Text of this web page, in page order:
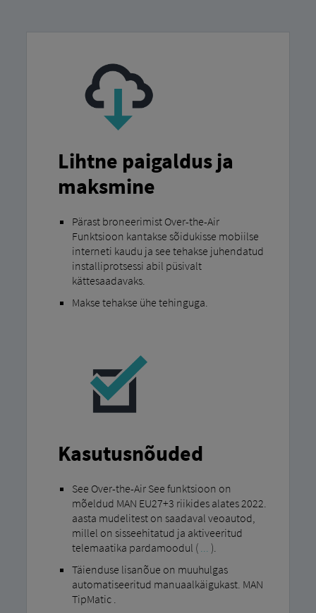
Lihtne paigaldus ja
maksmine
Pärast broneerimist Over-the-Air
Funktsioon kantakse sõidukisse mobiilse
interneti kaudu ja see tehakse juhendatud
installiprotsessi abil püsivalt
kättesaadavaks.
Makse tehakse ühe tehinguga.
Kasutusnõuded
See Over-the-Air See funktsioon on
mõeldud MAN EU27+3 riikides alates 2022.
aasta mudelitest on saadaval veoautod,
millel on sisseehitatud ja aktiveeritud
telemaatika pardamoodul ( ... ).
Täienduse lisanõue on muuhulgas
automatiseeritud manuaalkäigukast. MAN
TipMatic .